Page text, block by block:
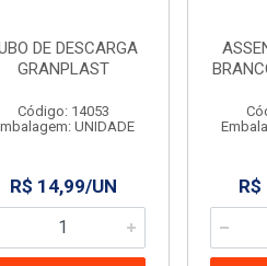
DE DESCARGA
GRANPLAST
Código: 14053
UNIDADE
R$ 14,99/UN